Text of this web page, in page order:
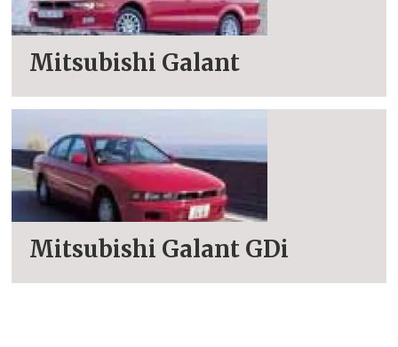
Mitsubishi Galant
Mitsubishi Galant GDi